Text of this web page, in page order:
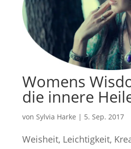
Womens
die innere
von Sylvia Harke | 5. Sep. 2017
Weisheit, Leichtigkeit,